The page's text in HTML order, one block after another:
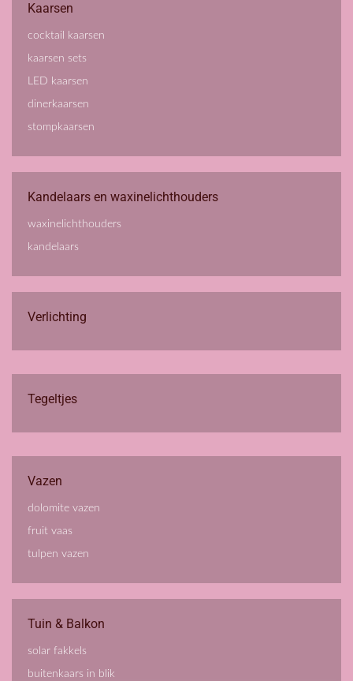
Kaarsen
cocktail kaarsen
kaarsen sets
LED kaarsen
dinerkaarsen
stompkaarsen
Kandelaars en waxinelichthouders
waxinelichthouders
kandelaars
Verlichting
Tegeltjes
Vazen
dolomite vazen
fruit vaas
tulpen vazen
Tuin & Balkon
solar fakkels
buitenkaars in blik